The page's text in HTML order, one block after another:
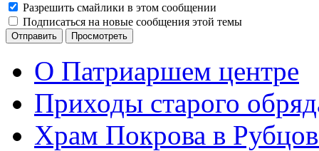
Разрешить смайлики в этом сообщении
Подписаться на новые сообщения этой темы
О Патриаршем центре
Приходы старого
Храм Покрова в